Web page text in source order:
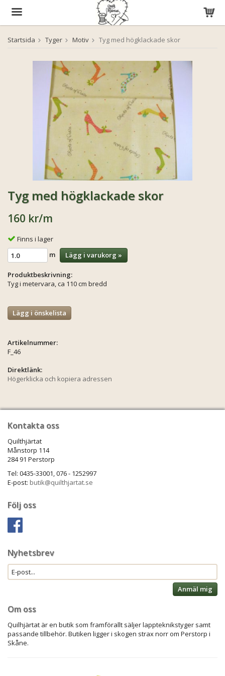
Produkten har blivit tillagd i varukorgen
Startsida Tyger Motiv Tyg med högklackade skor
Tyg med högklackade skor
160 kr/m
Finns i lager
m
Lägg i varukorg »
Produktbeskrivning:
Tyg i metervara, ca 110 cm bredd
Lägg i önskelista
Artikelnummer:
F_46
Direktlänk:
Högerklicka och kopiera adressen
Kontakta oss
Quilthjärtat
Månstorp 114
284 91 Perstorp
Tel: 0435-33001, 076 - 1252997
E-post: butik@quilthjartat.se
Följ oss
Nyhetsbrev
Anmäl mig
Om oss
Quilhjärtat är en butik som framförallt säljer lappteknikstyger samt
passande tillbehör. Butiken ligger i skogen strax norr om Perstorp i
Skåne.